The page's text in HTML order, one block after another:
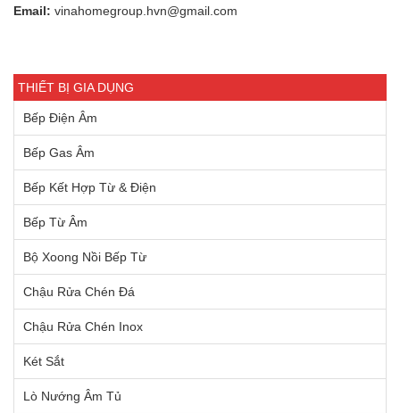
Email: vinahomegroup.hvn@gmail.com
THIẾT BỊ GIA DỤNG
Bếp Điện Âm
Bếp Gas Âm
Bếp Kết Hợp Từ & Điện
Bếp Từ Âm
Bộ Xoong Nồi Bếp Từ
Chậu Rửa Chén Đá
Chậu Rửa Chén Inox
Két Sắt
Lò Nướng Âm Tủ